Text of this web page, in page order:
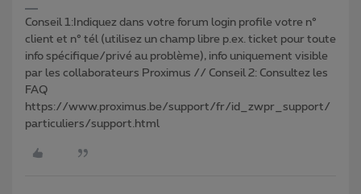
Conseil 1:Indiquez dans votre forum login profile votre n°
client et n° tél (utilisez un champ libre p.ex. ticket pour toute
info spécifique/privé au problème), info uniquement visible
par les collaborateurs Proximus // Conseil 2: Consultez les
FAQ
https://www.proximus.be/support/fr/id_zwpr_support/
particuliers/support.html